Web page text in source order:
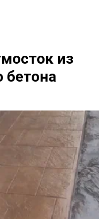
из
бетона